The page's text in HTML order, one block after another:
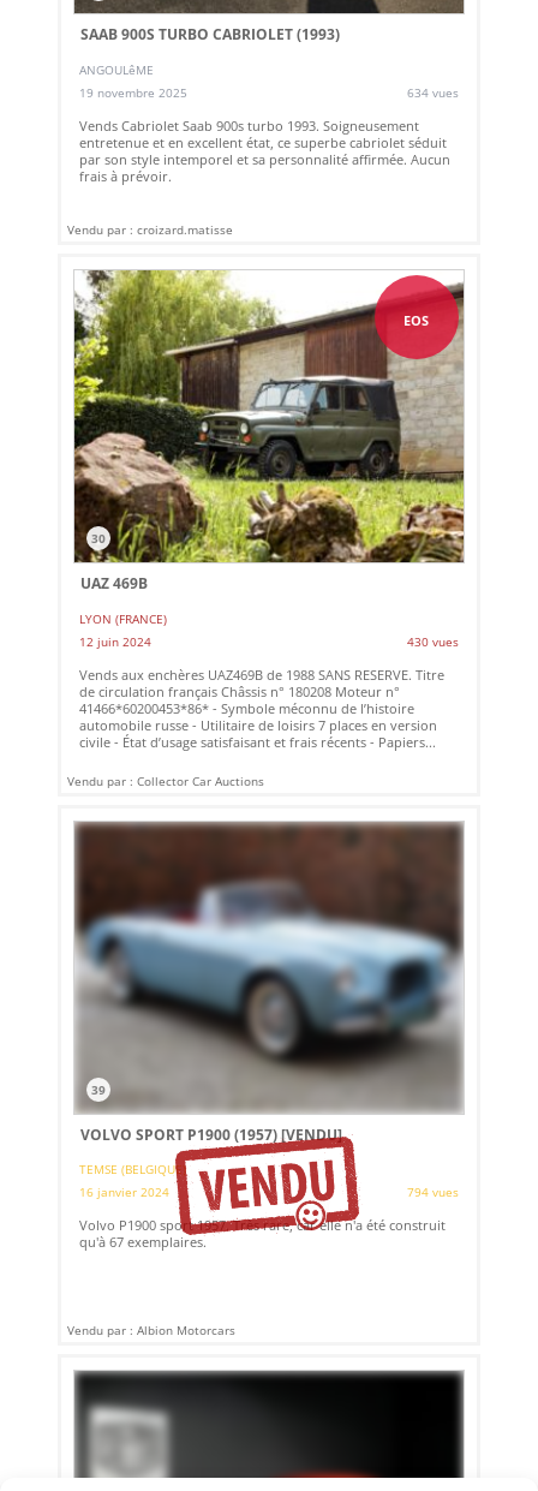
SAAB 900S TURBO CABRIOLET (1993)
ANGOULêME
19 novembre 2025
634 vues
Vends Cabriolet Saab 900s turbo 1993. Soigneusement
entretenue et en excellent état, ce superbe cabriolet séduit
par son style intemporel et sa personnalité affirmée. Aucun
frais à prévoir.
Vendu par : croizard.matisse
EOS
30
UAZ 469B
LYON (FRANCE)
12 juin 2024
430 vues
Vends aux enchères UAZ469B de 1988 SANS RESERVE. Titre
de circulation français Châssis n° 180208 Moteur n°
41466*60200453*86* - Symbole méconnu de l’histoire
automobile russe - Utilitaire de loisirs 7 places en version
civile - État d’usage satisfaisant et frais récents - Papiers...
Vendu par : Collector Car Auctions
39
VOLVO SPORT P1900 (1957)[VENDU]
TEMSE (BELGIQUE)
16 janvier 2024
794 vues
Volvo P1900 sport 1957. Très rare, car elle n'a été construit
qu'à 67 exemplaires.
Vendu par : Albion Motorcars